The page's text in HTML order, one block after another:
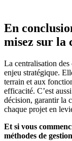
En
misez sur la
La centralisation des
enjeu stratégique.
terrain et aux
efficacité. C’est
décision, garantir la
chaque projet en
Et si vous
méthodes de